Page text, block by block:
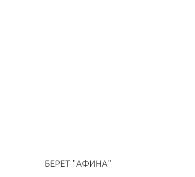
БЕРЕТ "АФИНА"